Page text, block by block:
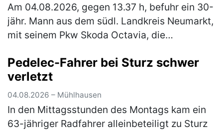
Am 04.08.2026, gegen 13.37 h, befuhr ein 30-
jähr. Mann aus dem südl. Landkreis Neumarkt,
mit seinem Pkw Skoda Octavia, die
Lengenfeld. Ca. 500 m nach der Trocknung…
(mehr)
Pedelec-Fahrer bei Sturz schwer
verletzt
04.08.2026 – Mühlhausen
In den Mittagsstunden des Montags kam ein
63-jähriger Radfahrer alleinbeteiligt zu Sturz